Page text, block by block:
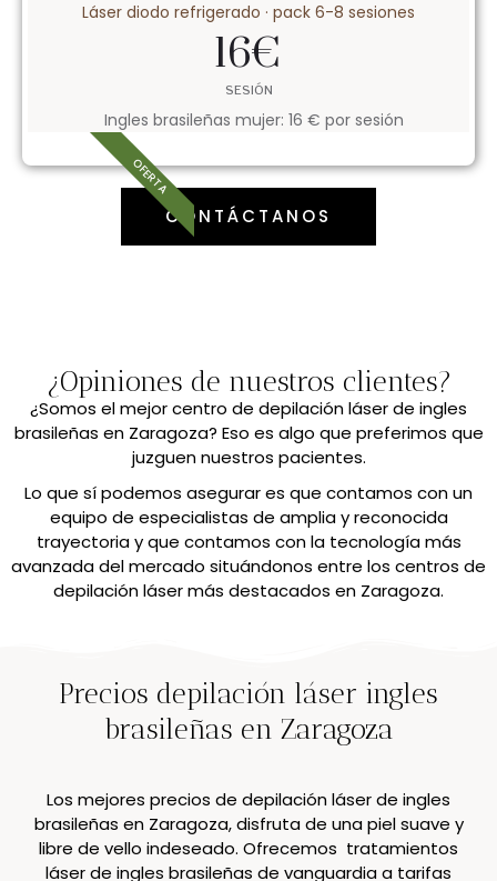
Láser diodo refrigerado · pack 6-8 sesiones
16€
SESIÓN
Ingles brasileñas mujer: 16 € por sesión
OFERTA
CONTÁCTANOS
¿Opiniones de nuestros clientes?
¿Somos el mejor centro de depilación láser de ingles
brasileñas en Zaragoza? Eso es algo que preferimos que
juzguen nuestros pacientes.
Lo que sí podemos asegurar es que contamos con un
equipo de especialistas de amplia y reconocida
trayectoria y que contamos con la tecnología más
avanzada del mercado situándonos entre los centros de
depilación láser más destacados en Zaragoza.
Precios depilación láser ingles
brasileñas en Zaragoza
Los mejores precios de depilación láser de ingles
brasileñas en Zaragoza, disfruta de una piel suave y
libre de vello indeseado. Ofrecemos tratamientos
láser de ingles brasileñas de vanguardia a tarifas